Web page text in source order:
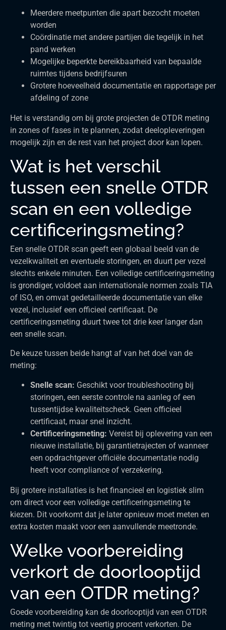
Meerdere meetpunten die apart bezocht moeten
worden
Coördinatie met andere partijen die tegelijk in het
pand werken
Mogelijke beperkte bereikbaarheid van bepaalde
ruimtes tijdens bedrijfsuren
Grotere hoeveelheid documentatie en rapportage per
afdeling of zone
Het is verstandig om bij grote projecten de OTDR meting
in zones of fases in te plannen, zodat deelopleveringen
mogelijk zijn en de rest van het project door kan lopen.
Wat is het verschil
tussen een snelle OTDR
scan en een volledige
certificeringsmeting?
Een snelle OTDR scan geeft een globaal beeld van de
vezelkwaliteit en eventuele storingen, en duurt per vezel
slechts enkele minuten. Een volledige certificeringsmeting
is grondiger, voldoet aan internationale normen zoals TIA
of ISO, en omvat gedetailleerde documentatie van elke
vezel, inclusief een officieel certificaat. De
certificeringsmeting duurt twee tot drie keer langer dan
een snelle scan.
De keuze tussen beide hangt af van het doel van de
meting:
Snelle scan: Geschikt voor troubleshooting bij
storingen, een eerste controle na aanleg of een
tussentijdse kwaliteitscheck. Geen officieel
certificaat, maar snel inzicht.
Certificeringsmeting: Vereist bij oplevering van een
nieuwe installatie, bij garantietrajecten of wanneer
een opdrachtgever officiële documentatie nodig
heeft voor compliance of verzekering.
Bij grotere installaties is het financieel en logistiek slim
om direct voor een volledige certificeringsmeting te
kiezen. Dit voorkomt dat je later opnieuw moet meten en
extra kosten maakt voor een aanvullende meetronde.
Welke voorbereiding
verkort de doorlooptijd
van een OTDR meting?
Goede voorbereiding kan de doorlooptijd van een OTDR
meting met twintig tot veertig procent verkorten. De